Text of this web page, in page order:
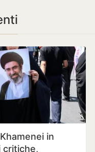
in
critiche,